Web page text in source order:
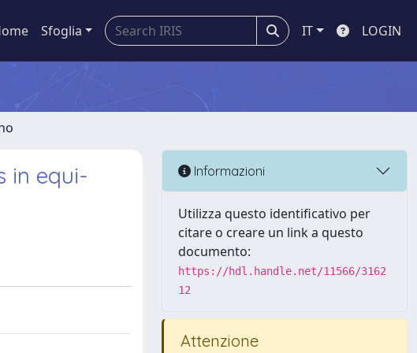
Sfoglia IT LOGIN
in equi-
Informazioni
Utilizza questo identificativo per
citare o creare un link a questo
documento:
https://hdl.handle.net/11566/3162
12
Attenzione